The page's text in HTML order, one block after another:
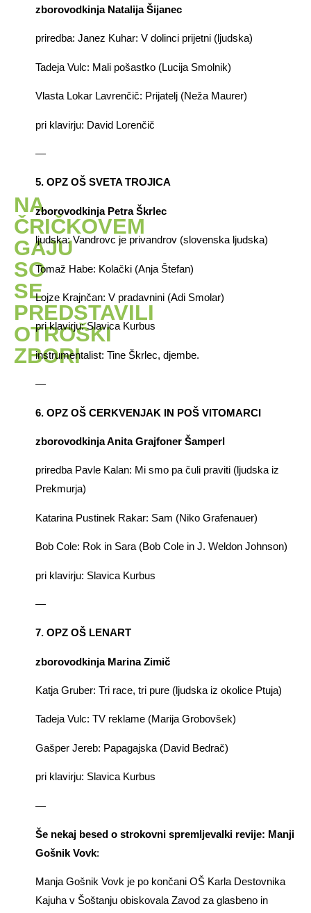
NA
ČRIČKOVEM
GAJU
SO
SE
PREDSTAVILI
OTROŠKI
ZBORI
zborovodkinja Natalija Šijanec
priredba: Janez Kuhar: V dolinci prijetni (ljudska)
Tadeja Vulc: Mali pošastko (Lucija Smolnik)
Vlasta Lokar Lavrenčič: Prijatelj (Neža Maurer)
pri klavirju: David Lorenčič
—
5. OPZ OŠ SVETA TROJICA
zborovodkinja Petra Škrlec
ljudska: Vandrovc je privandrov (slovenska ljudska)
Tomaž Habe: Kolački (Anja Štefan)
Lojze Krajnčan: V pradavnini (Adi Smolar)
pri klavirju: Slavica Kurbus
instrumentalist: Tine Škrlec, djembe.
—
6. OPZ OŠ CERKVENJAK IN POŠ VITOMARCI
zborovodkinja Anita Grajfoner Šamperl
priredba Pavle Kalan: Mi smo pa čuli praviti (ljudska iz
Prekmurja)
Katarina Pustinek Rakar: Sam (Niko Grafenauer)
Bob Cole: Rok in Sara (Bob Cole in J. Weldon Johnson)
pri klavirju: Slavica Kurbus
—
7. OPZ OŠ LENART
zborovodkinja Marina Zimič
Katja Gruber: Tri race, tri pure (ljudska iz okolice Ptuja)
Tadeja Vulc: TV reklame (Marija Grobovšek)
Gašper Jereb: Papagajska (David Bedrač)
pri klavirju: Slavica Kurbus
—
Še nekaj besed o strokovni spremljevalki revije: Manji
Gošnik Vovk:
Manja Gošnik Vovk je po končani OŠ Karla Destovnika
Kajuha v Šoštanju obiskovala Zavod za glasbeno in